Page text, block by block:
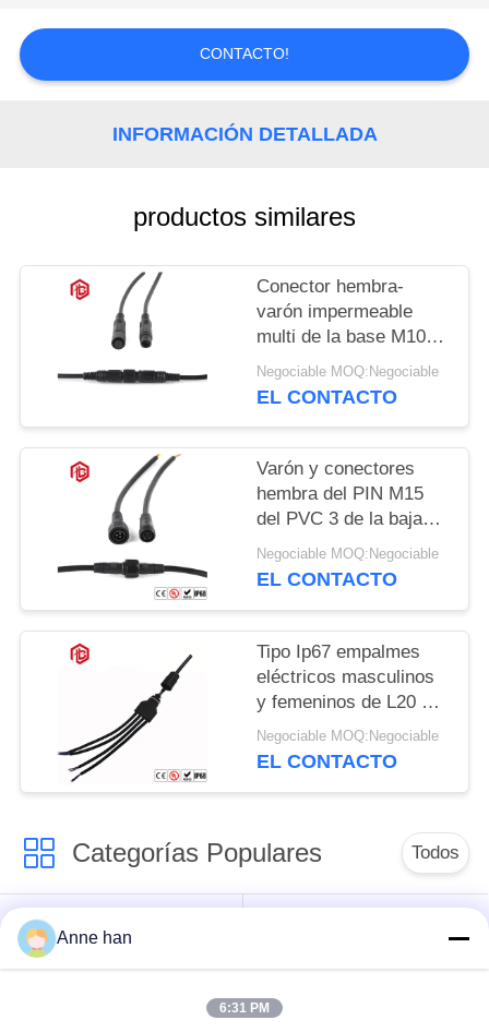
CONTACTO!
INFORMACIÓN DETALLADA
productos similares
Conector hembra-
varón impermeable
multi de la base M10
IP68
Negociable MOQ:Negociable
EL CONTACTO
Varón y conectores
hembra del PIN M15
del PVC 3 de la baja
tensión
Negociable MOQ:Negociable
EL CONTACTO
Tipo Ip67 empalmes
eléctricos masculinos
y femeninos de L20 de
3 maneras T
Negociable MOQ:Negociable
EL CONTACTO
Categorías Populares Todos
Conector circular
impermeable
de la baja tensión
Anne han
6:31 PM